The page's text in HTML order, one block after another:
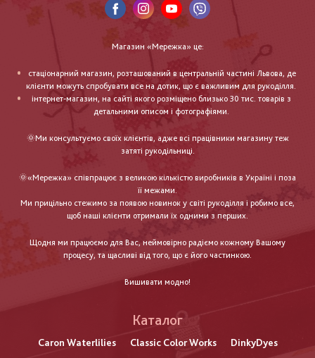
Магазин «Мережка» це:
стаціонарний магазин, розташований в центральній частині Львова, де
клієнти можуть спробувати все на дотик, що є важливим для рукоділля.
інтернет-магазин, на сайті якого розміщено близько 30 тис. товарів з
детальними описом і фотографіями.
🌞Ми консультуємо своїх клієнтів, адже всі працівники магазину теж
затяті рукодільниці.
🌞«Мережка» співпрацює з великою кількістю виробників в Україні і поза
її межами.
Ми прицільно стежимо за появою новинок у світі рукоділля і робимо все,
щоб наші клієнти отримали їх одними з перших.
Щодня ми працюємо для Вас, неймовірно радіємо кожному Вашому
процесу, та щасливі від того, що є його частинкою.
Вишивати модно!
Каталог
Caron Waterlilies Classic Color Works
DinkyDyes